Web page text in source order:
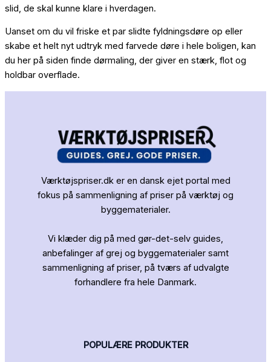
slid, de skal kunne klare i hverdagen.
Uanset om du vil friske et par slidte fyldningsdøre op eller
skabe et helt nyt udtryk med farvede døre i hele boligen, kan
du her på siden finde dørmaling, der giver en stærk, flot og
holdbar overflade.
Værktøjspriser.dk er en dansk ejet portal med
fokus på sammenligning af priser på værktøj og
byggematerialer.
Vi klæder dig på med gør-det-selv guides,
anbefalinger af grej og byggematerialer samt
sammenligning af priser, på tværs af udvalgte
forhandlere fra hele Danmark.
POPULÆRE PRODUKTER